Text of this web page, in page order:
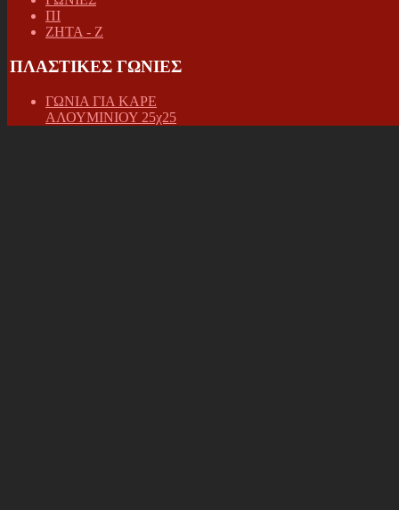
ΠΙ
ΖΗΤΑ - Ζ
ΠΛΑΣΤΙΚΕΣ ΓΩΝΙΕΣ
ΓΩΝΙΑ ΓΙΑ ΚΑΡΕ
ΑΛΟΥΜΙΝΙΟΥ 25χ25